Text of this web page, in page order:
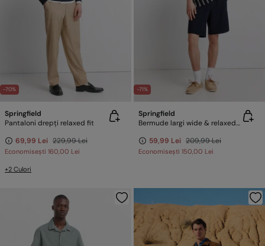
-70%
Springfield
Pantaloni drepți relaxed fit
69,99 Lei 229,99 Lei
Economisești 160,00 Lei
+2 Culori
-71%
Springfield
Bermude largi wide & relaxed fit
59,99 Lei 209,99 Lei
Economisești 150,00 Lei